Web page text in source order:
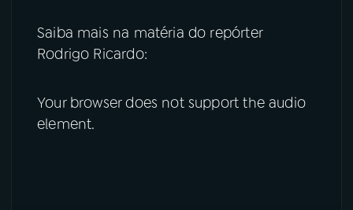
Saiba mais na matéria do repórter
Rodrigo Ricardo:
Your browser does not support the audio
element.